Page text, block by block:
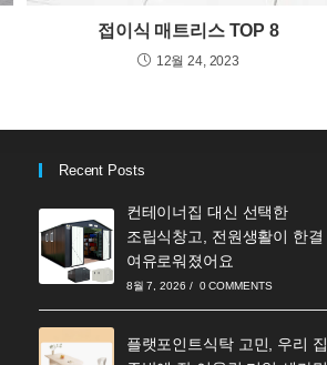
접이식 매트리스 TOP 8
12월 24, 2023
Recent Posts
컨테이너집 대신 선택한
조립식창고, 전원생활이 한결
여유로워졌어요
8월 7, 2026 / 0 COMMENTS
플랫포인트식탁 고민, 우리 집